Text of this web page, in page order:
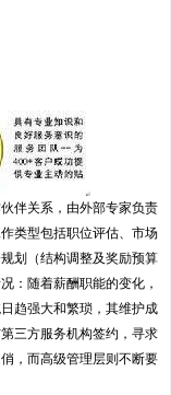
伴关系，由外部专家负责
类型包括职位评估、市场
划（结构调整及奖励预算
：随着薪酬职能的变化，
趋强大和繁琐，其维护成
三方服务机构签约，寻求
，而高级管理层则不断要